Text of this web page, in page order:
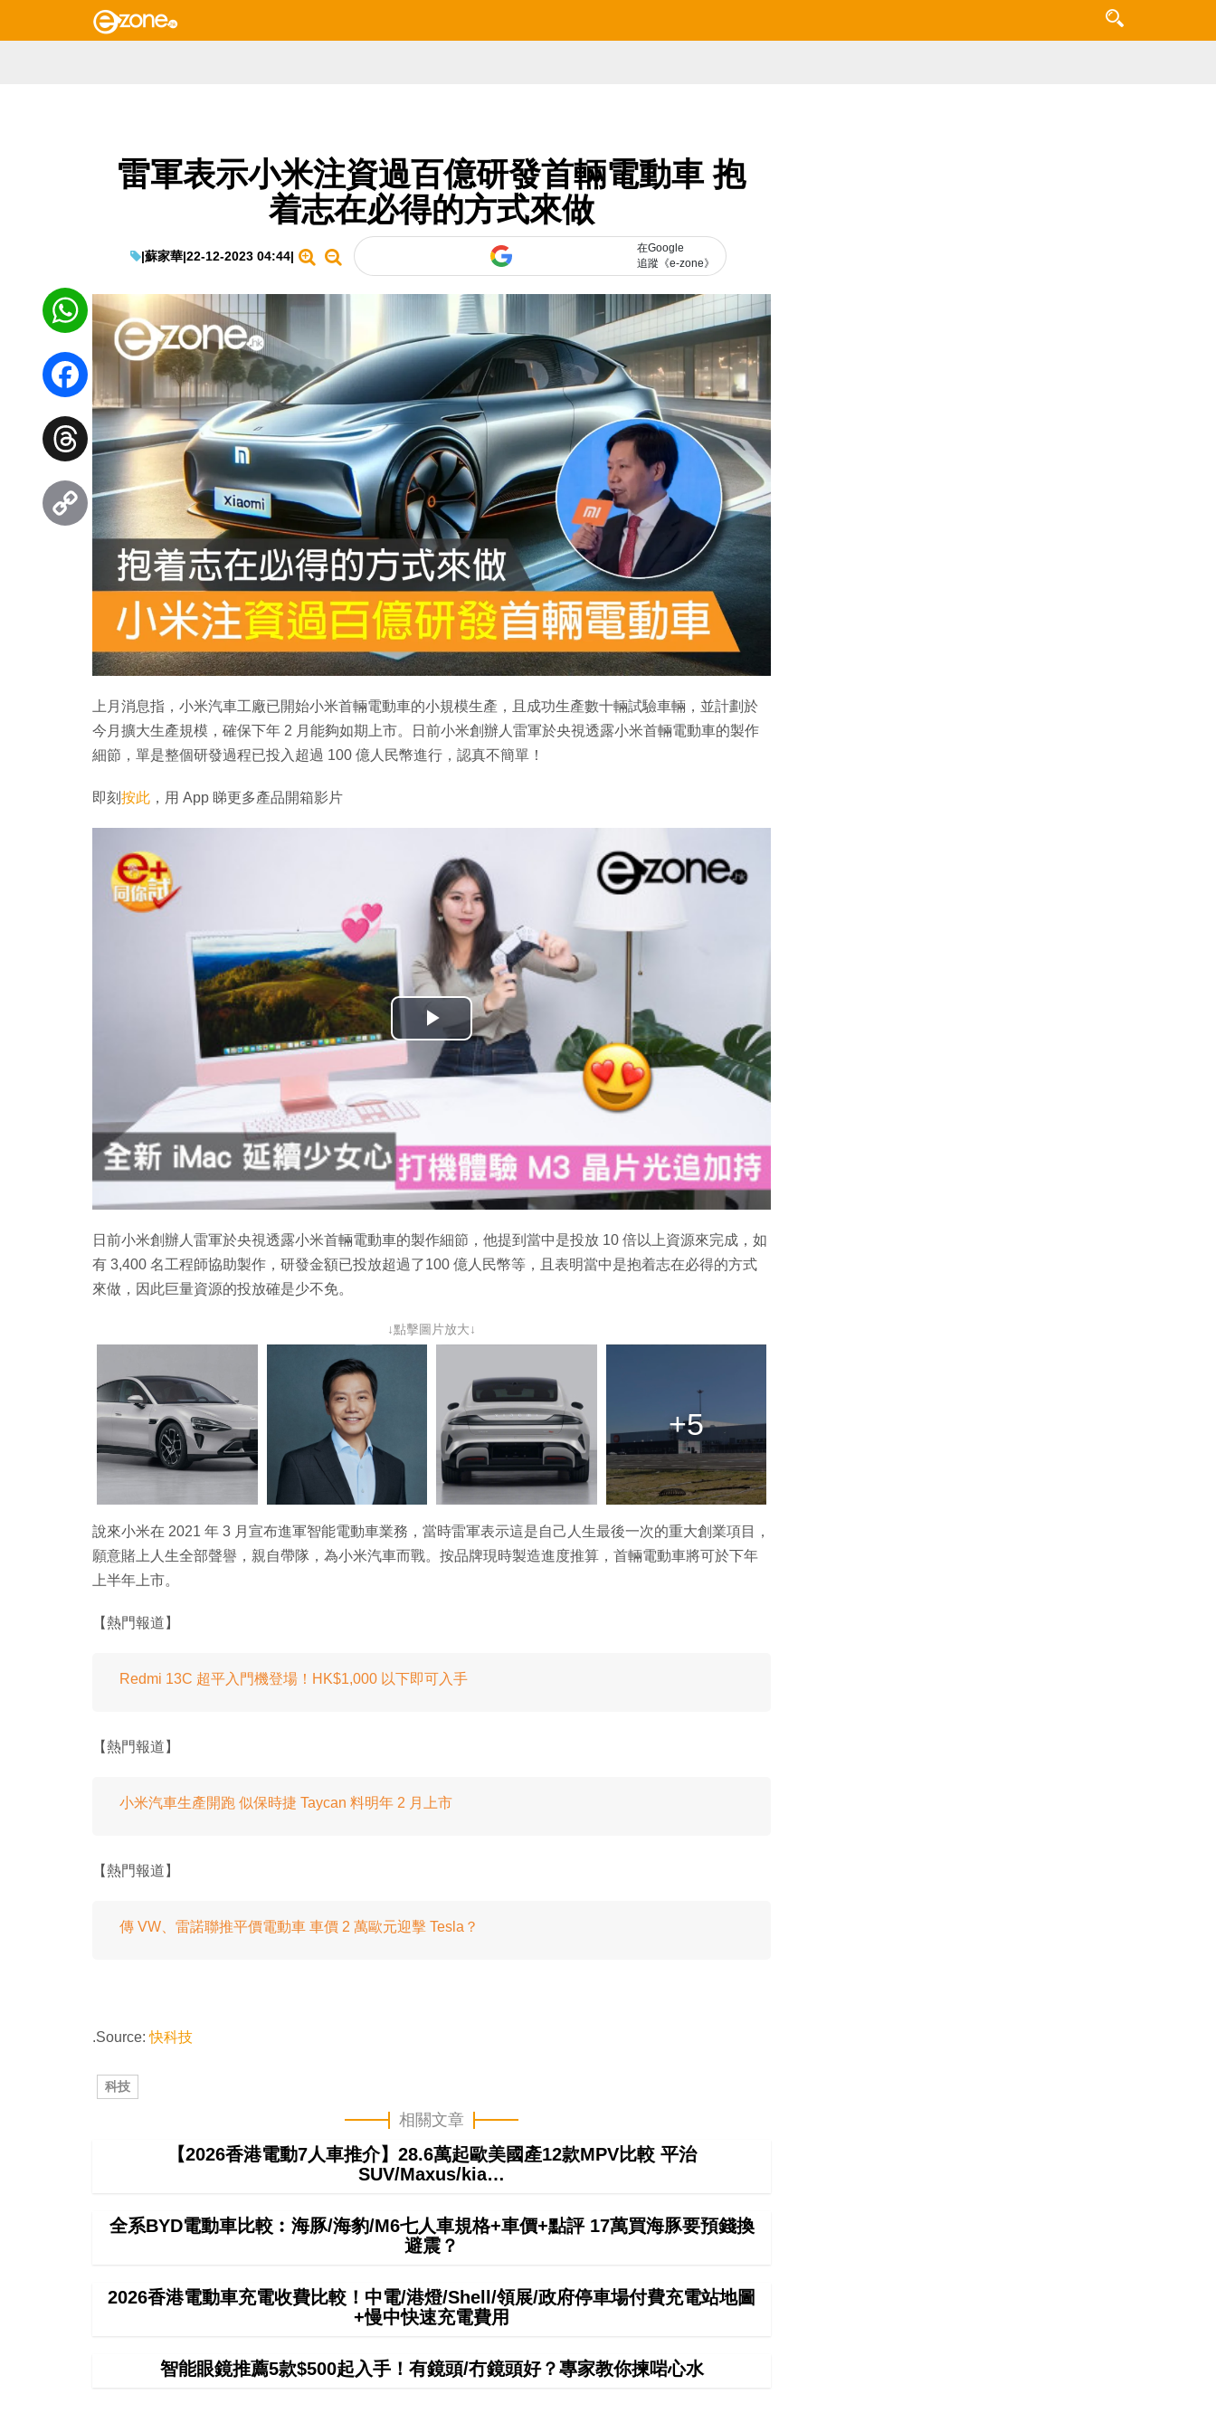
雷軍表示小米注資過百億研發首輛電動車 抱
着志在必得的方式來做
|蘇家華|22-12-2023 04:44|
在Google
追蹤《e-zone》
上月消息指，小米汽車工廠已開始小米首輛電動車的小規模生產，且成功生產數十輛試驗車輛，並計劃於
今月擴大生產規模，確保下年 2 月能夠如期上市。日前小米創辦人雷軍於央視透露小米首輛電動車的製作
細節，單是整個研發過程已投入超過 100 億人民幣進行，認真不簡單！
即刻 按此 ，用 App 睇更多產品開箱影片
播
放
片
日前小米創辦人雷軍於央視透露小米首輛電動車的製作細節，他提到當中是投放 10 倍以上資源來完成，如
有 3,400 名工程師協助製作，研發金額已投放超過了100 億人民幣等，且表明當中是抱着志在必得的方式
來做，因此巨量資源的投放確是少不免。
↓點擊圖片放大↓
+5
說來小米在 2021 年 3 月宣布進軍智能電動車業務，當時雷軍表示這是自己人生最後一次的重大創業項目，
願意賭上人生全部聲譽，親自帶隊，為小米汽車而戰。按品牌現時製造進度推算，首輛電動車將可於下年
上半年上市。
【熱門報道】
Redmi 13C 超平入門機登場！HK$1,000 以下即可入手
【熱門報道】
小米汽車生產開跑 似保時捷 Taycan 料明年 2 月上市
【熱門報道】
傳 VW、雷諾聯推平價電動車 車價 2 萬歐元迎擊 Tesla？
.Source:快科技
科技
相關文章
【2026香港電動7人車推介】28.6萬起歐美國產12款MPV比較 平治
SUV/Maxus/kia…
全系BYD電動車比較︰海豚/海豹/M6七人車規格+車價+點評 17萬買海豚要預錢換
避震？
2026香港電動車充電收費比較！中電/港燈/Shell/領展/政府停車場付費充電站地圖
+慢中快速充電費用
智能眼鏡推薦5款$500起入手！有鏡頭/冇鏡頭好？專家教你揀啱心水
WhatsApp
Facebook
Threads